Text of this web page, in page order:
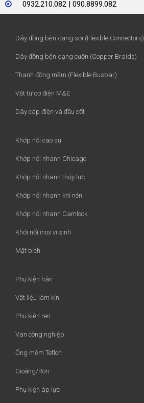
0932.210.082 | 090.8899.082
Dây đồng bện dạng sợi (Flexible Connectors)
Dây đồng bện dạng cuộn (Copper Braids)
Thanh đồng mềm (Flexible Busbar)
Vật tư cơ điện M&E
Dây cáp điện và đầu cốt
Khớp nối cao su
Khớp nối nhanh Chicago
Khớp nối nhanh thủy lực
Khớp nối nhanh khí nén
Khớp nối nhanh Camlock
Khới nối inox vi sinh
Mặt bích
Phụ kiện hàn
Vật liệu làm kín
Phụ kiện ren
Van công nghiệp
Ống mềm Teflon
Gioăng/Ron
Phụ kiện áp lực